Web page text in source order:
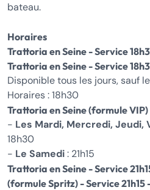
bateau.
Horaires
Trattoria en Seine - Service
Trattoria en Seine - Service
Disponible tous les jours, sauf
Horaires : 18h30
Trattoria en Seine (formule
- Les Mardi, Mercredi, Jeudi,
18h30
- Le Samedi: 21h15
Trattoria en Seine - Service 21h15 - Trattoria en Seine
(formule Spritz) - Service 21h15